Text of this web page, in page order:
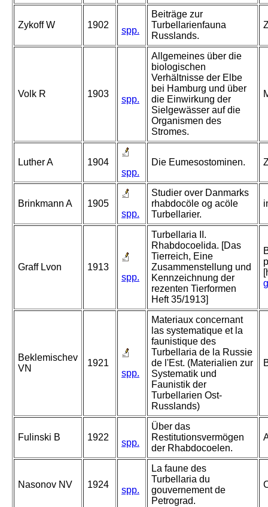
Zykoff W 1902
spp.
Beiträge zur
Turbellarienfauna
Russlands.
Volk R 1903
spp.
Allgemeines über die
biologischen
Verhältnisse der Elbe
bei Hamburg und über
die Einwirkung der
Sielgewässer auf die
Organismen des
Stromes.
Luther A
1904
spp.
Die Eumesostominen.
Brinkmann A
1905
spp.
Studier over Danmarks
rhabdocöle og acöle
Turbellarier.
Graff Lvon
1913
spp.
Turbellaria II.
Rhabdocoelida. [Das
Tierreich, Eine
Zusammenstellung und
Kennzeichnung der
rezenten Tierformen
Heft 35/1913]
Beklemischev
VN
1921
spp.
Materiaux concernant
las systematique et la
faunistique des
Turbellaria de la Russie
de l'Est. (Materialien zur
Systematik und
Faunistik der
Turbellarien Ost-
Russlands)
Fulinski B 1922
spp.
Über das
Restitutionsvermögen
der Rhabdocoelen.
Nasonov NV 1924
spp.
La faune des
Turbellaria du
gouvernement de
Petrograd.